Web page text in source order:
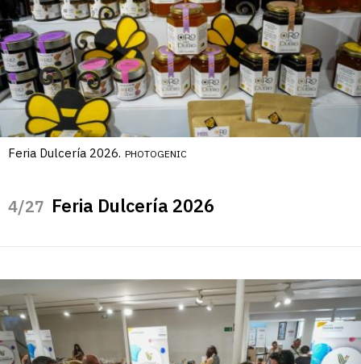
Feria Dulcería 2026. PHOTOGENIC
/27 Feria Dulcería 2026